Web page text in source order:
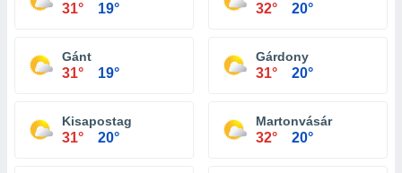
31° 19° 32° 20°
Gánt
31° 19°
Gárdony
31° 20°
Kisapostag
31° 20°
Martonvásár
32° 20°